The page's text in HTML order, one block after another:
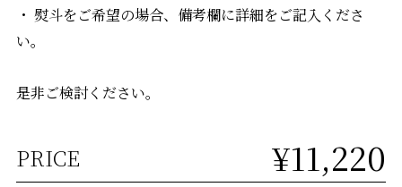
・ 熨斗をご希望の場合、備考欄に詳細をご記入くださ
い。
是非ご検討ください。
PRICE ¥11,220